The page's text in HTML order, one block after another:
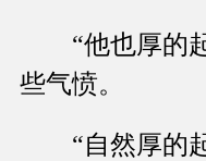
“他也厚的起
些气愤。
“自然厚的起